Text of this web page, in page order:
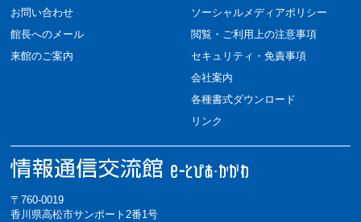
お問い合わせ
館長へのメール
来館のご案内
ソーシャルメディアポリシー
閲覧・ご利用上の注意事項
セキュリティ・免責事項
会社案内
各種書式ダウンロード
リンク
〒760-0019
香川県高松市サンポート2番1号